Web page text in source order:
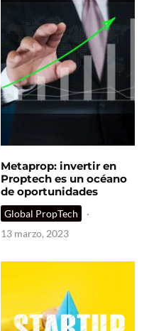
Metaprop: invertir en
Proptech es un océano
de oportunidades
Global PropTech
·
13 marzo, 2023